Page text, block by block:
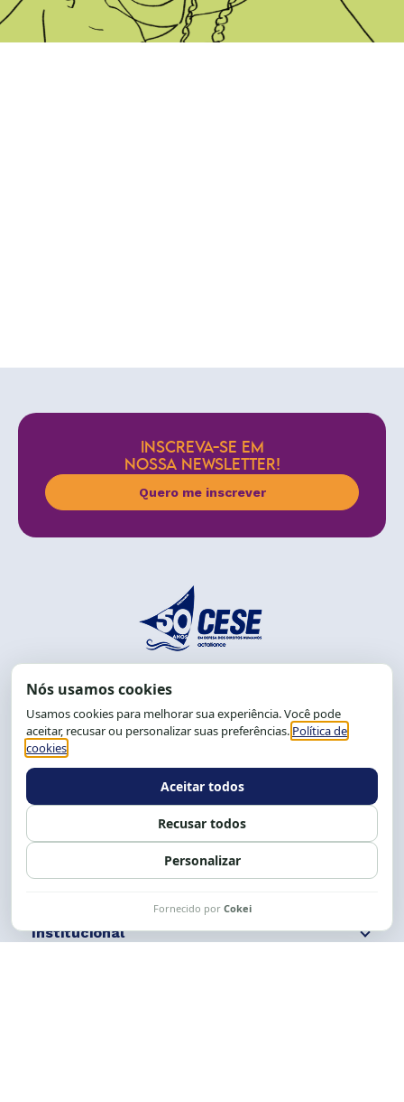
INSCREVA-SE EM
NOSSA NEWSLETTER!
Quero me inscrever
End.: R. da Graça, 150. Graça
CEP: 40.150-055
Salvador-BA, Brasil.
Tel.: (71) 2104-5457, Cel.: (71) 9 9239-2104 ou 2105
Expediente: 8h às 12h e 13 às 17h.
Siga nossas redes Fale conosco
Institucional